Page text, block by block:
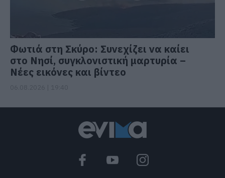
Φωτιά στη Σκύρο: Συνεχίζει να καίει
στο Νησί, συγκλονιστική μαρτυρία –
Νέες εικόνες και βίντεο